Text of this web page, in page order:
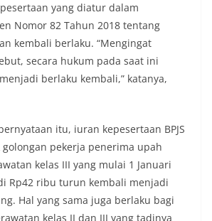
yang diatur dalam
Nomor 82 Tahun 2018 tentang
kembali berlaku. “Mengingat
secara hukum pada saat ini
berlaku kembali,” katanya,
itu, iuran kepesertaan BPJS
pekerja penerima upah
kelas III yang mulai 1 Januari
Rp42 ribu turun kembali menjadi
Hal yang sama juga berlaku bagi
kelas II dan III yang tadinya